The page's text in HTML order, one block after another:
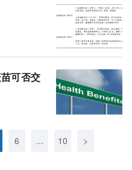
可否交
6 ... 10 >